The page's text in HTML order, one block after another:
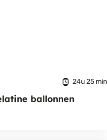
24u 25 min
ballonnen